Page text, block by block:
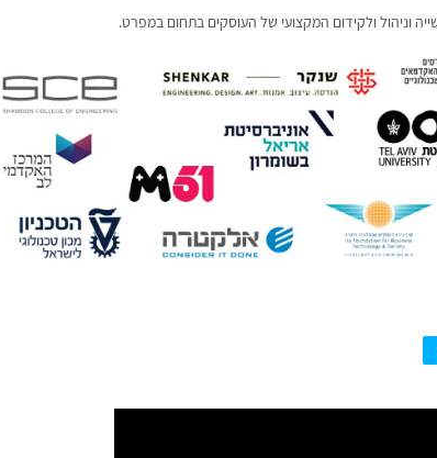
וניהול ולקידום המקצועי של העוסקים בתחום במפרט.